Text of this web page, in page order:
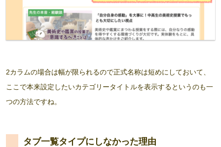
2カラムの場合は幅が限られるので正式名称は短めにしておいて、
ここで本来設定したいカテゴリータイトルを表示するというのも一
つの方法ですね。
タブ一覧タイプにしなかった理由